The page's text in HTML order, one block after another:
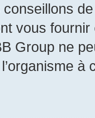
vous
Group ne